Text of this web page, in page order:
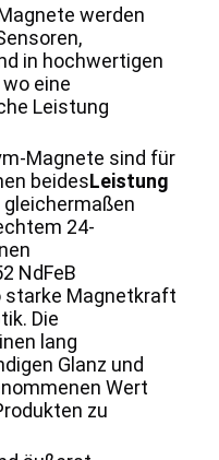
werden
in hochwertigen
eine
Leistung
Magnete sind für
beidesLeistung
gleichermaßen
24-
NdFeB
starke Magnetkraft
Die
lang
Glanz und
Wert
zu